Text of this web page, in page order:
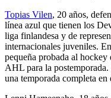
Topias Vilen, 20 años,
línea azul que tienen los
liga finlandesa y de
internacionales juveniles.
pequeña probada al
AHL para la postemporada.
una temporada completa